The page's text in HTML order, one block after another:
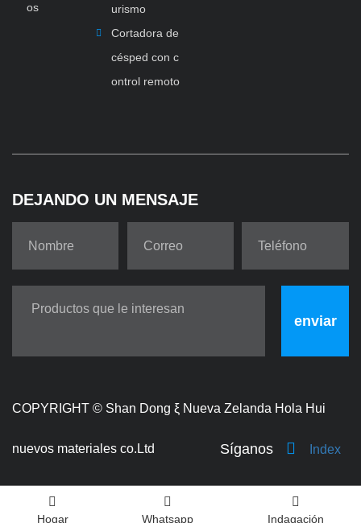
os
urismo
Cortadora de
césped con c
ontrol remoto
DEJANDO UN MENSAJE
enviar
COPYRIGHT © Shan Dong ξ Nueva Zelanda Hola Hui
nuevos materiales co.Ltd Síganos Index
Hogar Whatsapp Indagación